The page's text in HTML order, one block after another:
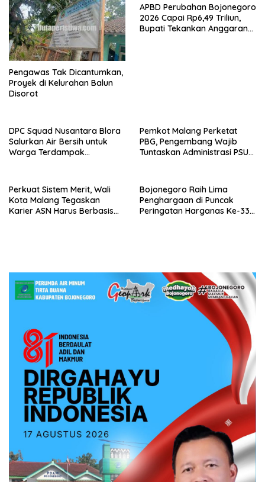
Pengawas Tak Dicantumkan,
Proyek di Kelurahan Balun
Disorot
APBD Perubahan Bojonegoro
2026 Capai Rp6,49 Triliun,
Bupati Tekankan Anggaran
DPC Squad Nusantara Blora
Salurkan Air Bersih untuk
Warga Terdampak
Pemkot Malang Perketat
PBG, Pengembang Wajib
Tuntaskan Administrasi PSU
Perkuat Sistem Merit, Wali
Kota Malang Tegaskan
Karier ASN Harus Berbasis
Bojonegoro Raih Lima
Penghargaan di Puncak
Peringatan Harganas Ke-33